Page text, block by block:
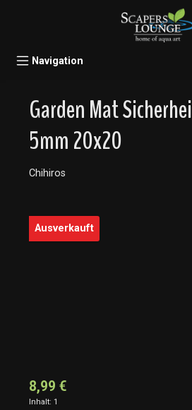
Navigation
Garden Mat
5mm 20x20
Chihiros
Bildergalerie überspringen
Ausverkauft
8,99 €
Inhalt: 1